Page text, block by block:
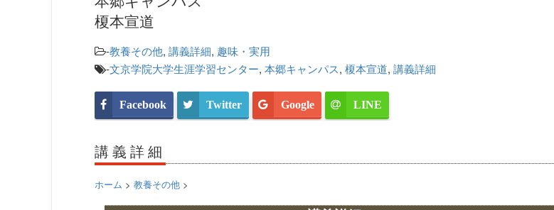
榎本宣道
-教養その他, 講義詳細, 趣味・実用
-文京学院大学生涯学習センター, 本郷キャンパス, 榎本宣道, 講義詳細
Facebook Twitter Google LINE
講義詳細
ホーム > 教養その他 >